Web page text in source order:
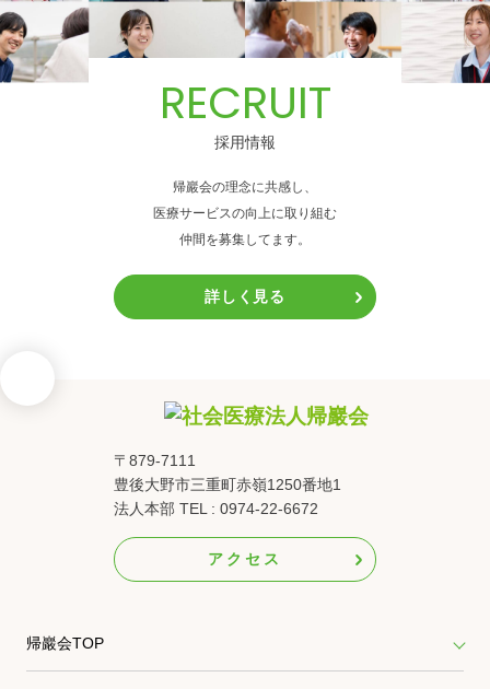
RECRUIT
採用情報
帰巖会の理念に共感し、
医療サービスの向上に取り組む
仲間を募集してます。
詳しく見る
〒879-7111
豊後大野市三重町赤嶺1250番地1
法人本部 TEL : 0974-22-6672
アクセス
帰巖会TOP